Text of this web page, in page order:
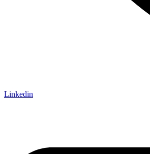
Linkedin